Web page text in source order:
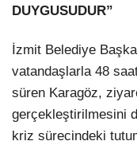
DUYGUSUDUR”
İzmit Belediye
vatandaşlarla 48
süren Karagöz,
gerçekleştirilmesini
kriz sürecindeki